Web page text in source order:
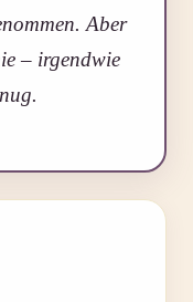
Aber
– irgendwie